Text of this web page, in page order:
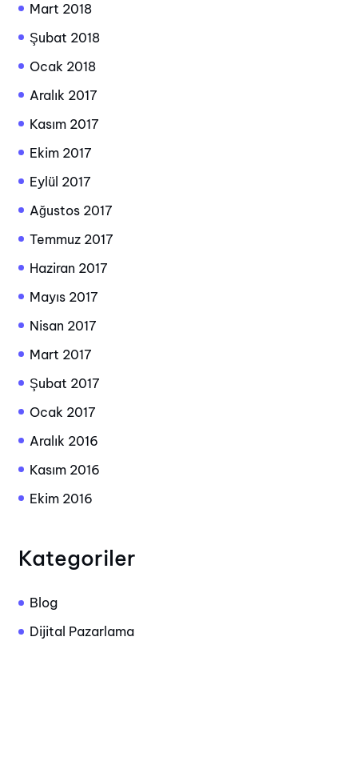
Mart 2018
Şubat 2018
Ocak 2018
Aralık 2017
Kasım 2017
Ekim 2017
Eylül 2017
Ağustos 2017
Temmuz 2017
Haziran 2017
Mayıs 2017
Nisan 2017
Mart 2017
Şubat 2017
Ocak 2017
Aralık 2016
Kasım 2016
Ekim 2016
Kategoriler
Blog
Dijital Pazarlama